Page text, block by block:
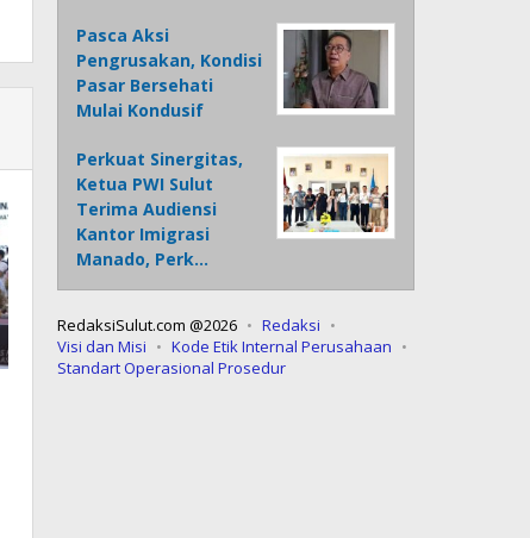
Pasca Aksi
Pengrusakan, Kondisi
Pasar Bersehati
Mulai Kondusif
Perkuat Sinergitas,
Ketua PWI Sulut
Terima Audiensi
Kantor Imigrasi
Manado, Perk…
RedaksiSulut.com @2026
Redaksi
Visi dan Misi
Kode Etik Internal Perusahaan
Standart Operasional Prosedur